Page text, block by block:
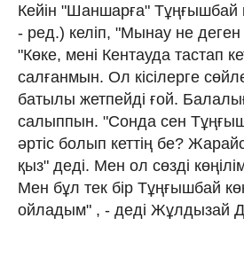
Кейін "Шаншарға" Тұңғышбай
- ред.) келіп, "Мынау не
"Көке, мені Кентауда тастап
салғанмын. Ол кісілерге
батылы жетпейді ғой.
салыппын. "Сонда сен
әртіс болып кеттің бе?
қыз" деді. Мен ол сөзді
Мен бұл тек бір Тұңғышбай
ойладым" , - деді Жұлдызай